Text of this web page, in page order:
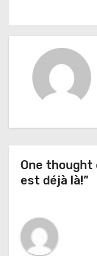
g
n
d
e
One thought
est déjà là!”